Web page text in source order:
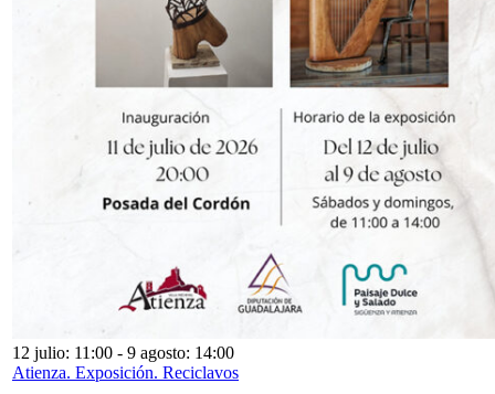
12 julio: 11:00 - 9 agosto: 14:00
Atienza. Exposición. Reciclavos